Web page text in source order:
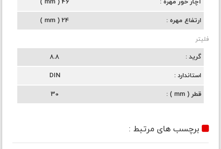
آچار خور مهره 46 ( mm )
ارتفاع مهره 24 ( mm )
فلیتر
گرید
8.8
استاندارد DIN
قطر ( mm ) 30
برچسب های مرتبط :